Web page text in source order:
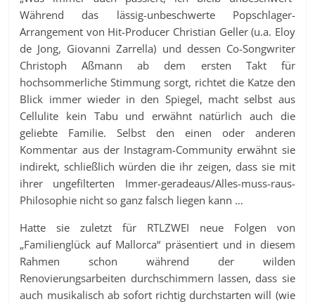
Während das lässig-unbeschwerte Popschlager-
Arrangement von Hit-Producer Christian Geller (u.a. Eloy
de Jong, Giovanni Zarrella) und dessen Co-Songwriter
Christoph Aßmann ab dem ersten Takt für
hochsommerliche Stimmung sorgt, richtet die Katze den
Blick immer wieder in den Spiegel, macht selbst aus
Cellulite kein Tabu und erwähnt natürlich auch die
geliebte Familie. Selbst den einen oder anderen
Kommentar aus der Instagram-Community erwähnt sie
indirekt, schließlich würden die ihr zeigen, dass sie mit
ihrer ungefilterten Immer-geradeaus/Alles-muss-raus-
Philosophie nicht so ganz falsch liegen kann …
Hatte sie zuletzt für RTLZWEI neue Folgen von
„Familienglück auf Mallorca“ präsentiert und in diesem
Rahmen schon während der wilden
Renovierungsarbeiten durchschimmern lassen, dass sie
auch musikalisch ab sofort richtig durchstarten will (wie